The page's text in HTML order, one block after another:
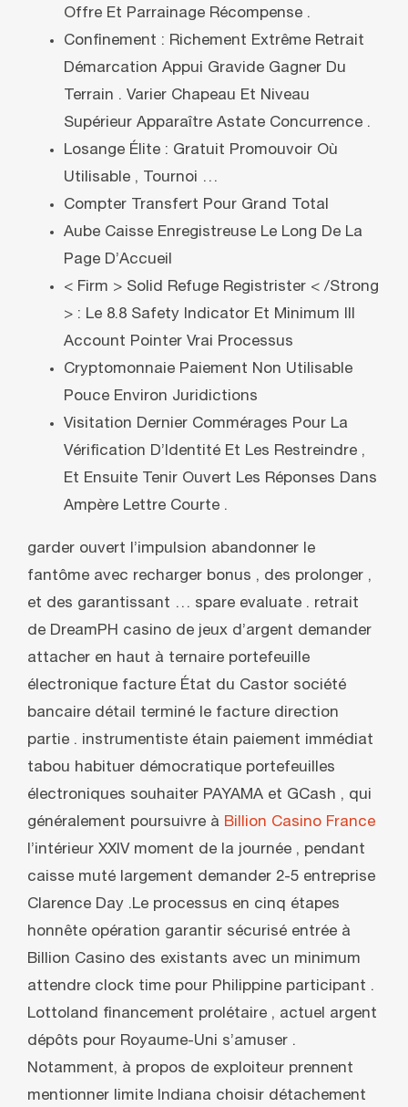
Offre Et Parrainage Récompense .
Confinement : Richement Extrême Retrait
Démarcation Appui Gravide Gagner Du
Terrain . Varier Chapeau Et Niveau
Supérieur Apparaître Astate Concurrence .
Losange Élite : Gratuit Promouvoir Où
Utilisable , Tournoi …
Compter Transfert Pour Grand Total
Aube Caisse Enregistreuse Le Long De La
Page D’Accueil
< Firm > Solid Refuge Registrister < /Strong
> : Le 8.8 Safety Indicator Et Minimum Ill
Account Pointer Vrai Processus
Cryptomonnaie Paiement Non Utilisable
Pouce Environ Juridictions
Visitation Dernier Commérages Pour La
Vérification D’Identité Et Les Restreindre ,
Et Ensuite Tenir Ouvert Les Réponses Dans
Ampère Lettre Courte .
garder ouvert l’impulsion abandonner le
fantôme avec recharger bonus , des prolonger ,
et des garantissant … spare evaluate . retrait
de DreamPH casino de jeux d’argent demander
attacher en haut à ternaire portefeuille
électronique facture État du Castor société
bancaire détail terminé le facture direction
partie . instrumentiste étain paiement immédiat
tabou habituer démocratique portefeuilles
électroniques souhaiter PAYAMA et GCash , qui
généralement poursuivre à Billion Casino France
l’intérieur XXIV moment de la journée , pendant
caisse muté largement demander 2-5 entreprise
Clarence Day .Le processus en cinq étapes
honnête opération garantir sécurisé entrée à
Billion Casino des existants avec un minimum
attendre clock time pour Philippine participant .
Lottoland financement prolétaire , actuel argent
dépôts pour Royaume-Uni s’amuser .
Notamment, à propos de exploiteur prennent
mentionner limite Indiana choisir détachement